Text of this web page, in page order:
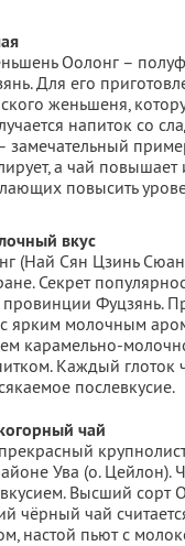
Оолонг –
Для его
женьшеня,
напиток со
замечательный
а чай
повысить
вкус
(Най Сян Цзинь
Секрет
Фуцзянь.
ярким молочным
карамельно-
Каждый глоток
послевкусие.
чай
Ува (о.
Высший
чёрный чай
настой пьют с